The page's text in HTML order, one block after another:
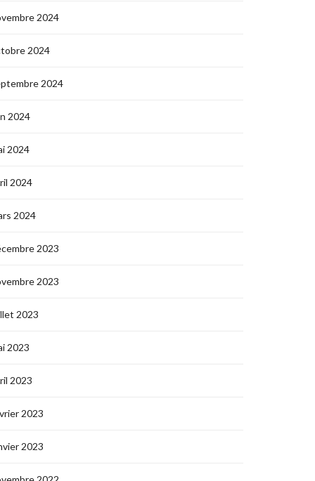
2024
2024
2024
2024
2024
2024
2024
2023
2023
2023
2023
2023
2023
2023